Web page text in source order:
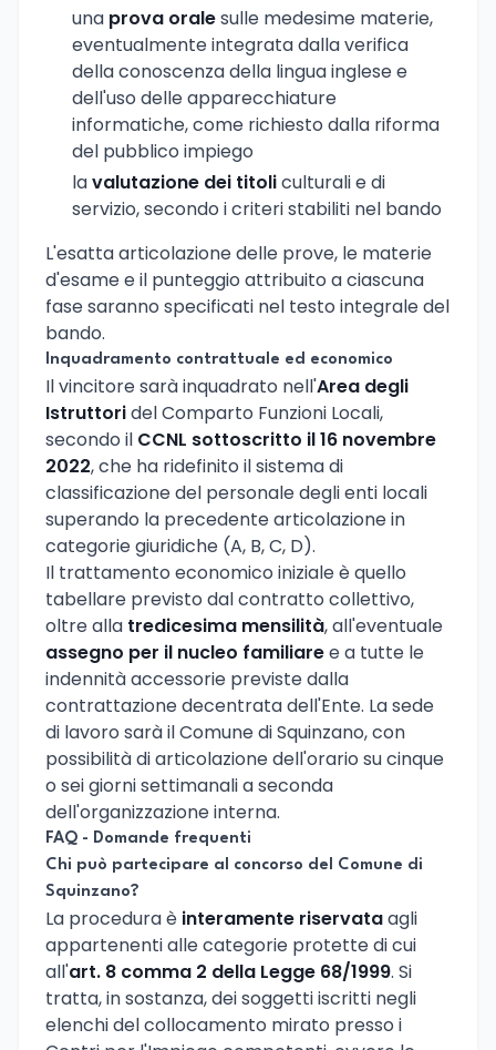
una prova oralesulle medesime materie,
eventualmente integrata dalla verifica
della conoscenza della lingua inglese e
dell'uso delle apparecchiature
informatiche, come richiesto dalla riforma
del pubblico impiego
lavalutazione dei titoliculturali e di
servizio, secondo i criteri stabiliti nel bando
L'esatta articolazione delle prove, le materie
d'esame e il punteggio attribuito a ciascuna
fase saranno specificati nel testo integrale del
bando.
Inquadramento contrattuale ed economico
Il vincitore sarà inquadrato nell'Area degli
Istruttoridel Comparto Funzioni Locali,
secondo il CCNL sottoscritto il 16 novembre
2022, che ha ridefinito il sistema di
classificazione del personale degli enti locali
superando la precedente articolazione in
categorie giuridiche (A, B, C, D).
Il trattamento economico iniziale è quello
tabellare previsto dal contratto collettivo,
oltre alla tredicesima mensilità, all'eventuale
assegno per il nucleo familiaree a tutte le
indennità accessorie previste dalla
contrattazione decentrata dell'Ente. La sede
di lavoro sarà il Comune di Squinzano, con
possibilità di articolazione dell'orario su cinque
o sei giorni settimanali a seconda
dell'organizzazione interna.
FAQ - Domande frequenti
Chi può partecipare al concorso del Comune di
Squinzano?
La procedura è interamente riservataagli
appartenenti alle categorie protette di cui
all'art. 8 comma 2 della Legge 68/1999. Si
tratta, in sostanza, dei soggetti iscritti negli
elenchi del collocamento mirato presso i